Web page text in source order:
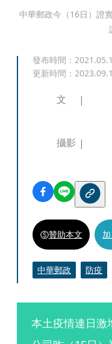
中華郵政今（16日）證
發布時間：
更新時間：
文
攝影
贊助本文
中華郵政 防疫
本土疫情連日激